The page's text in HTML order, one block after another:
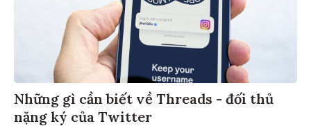
Những gì cần biết về Threads - đối thủ
nặng ký của Twitter